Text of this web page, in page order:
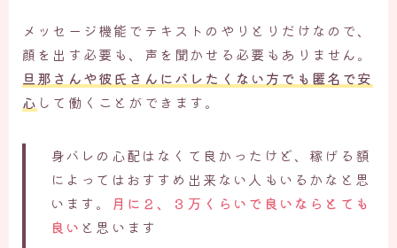
メッセージ機能でテキストのやりとりだけなので、
顔を出す必要も、声を聞かせる必要もありません。
旦那さんや彼氏さんにバレたくない方でも匿名で安
心 して働くことができます。
身バレの心配はなくて良かったけど、稼げる額
によってはおすすめ出来ない人もいるかなと思
います。
月に２、３万くらいで良いならとても
良い と思います